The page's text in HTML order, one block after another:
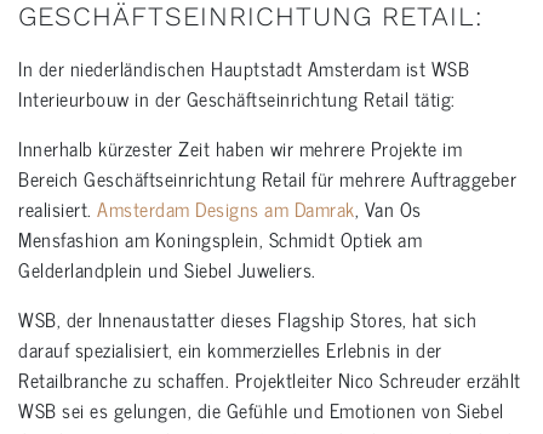
GESCHÄFTSEINRICHTUNG RETAIL:
In der niederländischen Hauptstadt Amsterdam ist WSB
Interieurbouw in der Geschäftseinrichtung Retail tätig:
Innerhalb kürzester Zeit haben wir mehrere Projekte im
Bereich Geschäftseinrichtung Retail für mehrere Auftraggeber
realisiert. Amsterdam Designs am Damrak, Van Os
Mensfashion am Koningsplein, Schmidt Optiek am
Gelderlandplein und Siebel Juweliers.
WSB, der Innenaustatter dieses Flagship Stores, hat sich
darauf spezialisiert, ein kommerzielles Erlebnis in der
Retailbranche zu schaffen. Projektleiter Nico Schreuder erzählt
WSB sei es gelungen, die Gefühle und Emotionen von Siebel